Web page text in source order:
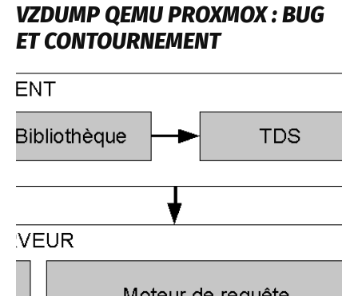
VZDUMP QEMU PROXMOX : BUG
ET CONTOURNEMENT